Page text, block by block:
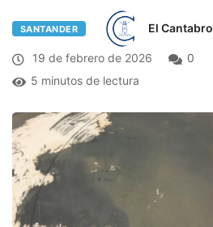
SANTANDER El Cantabro
19 de febrero de 2026
0
5 minutos de lectura